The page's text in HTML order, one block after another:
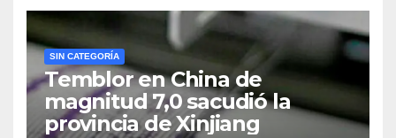
SIN CATEGORÍA
Temblor en China de
magnitud 7,0 sacudió la
provincia de Xinjiang